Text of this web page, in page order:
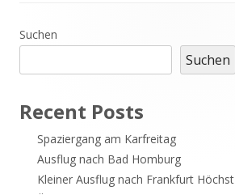
Haupt-
Seitenleiste
Suchen
Suchen
Recent Posts
Spaziergang am Karfreitag
Ausflug nach Bad Homburg
Kleiner Ausflug nach Frankfurt Höchst